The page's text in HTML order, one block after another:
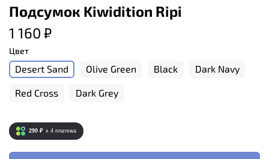
Подсумок Kiwidition Ripi
1 160 ₽
Цвет
Desert Sand Olive Green Black Dark Navy
Red Cross Dark Grey
290 ₽ x 4 платежа